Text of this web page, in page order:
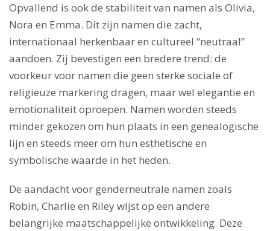
Opvallend is ook de stabiliteit van namen als Olivia,
Nora en Emma. Dit zijn namen die zacht,
internationaal herkenbaar en cultureel “neutraal”
aandoen. Zij bevestigen een bredere trend: de
voorkeur voor namen die geen sterke sociale of
religieuze markering dragen, maar wel elegantie en
emotionaliteit oproepen. Namen worden steeds
minder gekozen om hun plaats in een genealogische
lijn en steeds meer om hun esthetische en
symbolische waarde in het heden.
De aandacht voor genderneutrale namen zoals
Robin, Charlie en Riley wijst op een andere
belangrijke maatschappelijke ontwikkeling. Deze